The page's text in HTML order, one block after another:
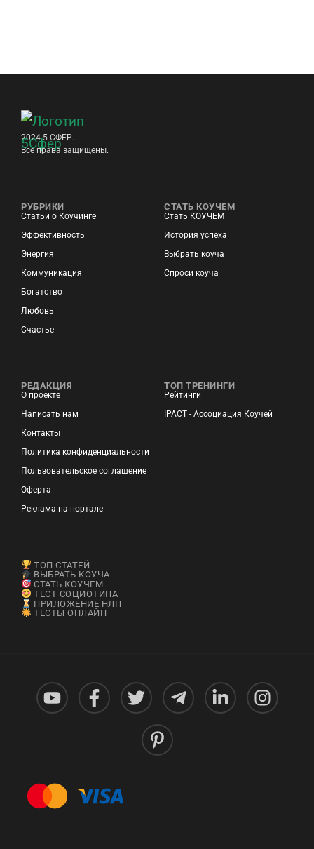
2024 5 СФЕР.
Все права защищены.
РУБРИКИ
Статьи о Коучинге
Эффективность
Энергия
Коммуникация
Богатство
Любовь
Счастье
СТАТЬ КОУЧЕМ
Стать КОУЧЕМ
История успеха
Выбрать коуча
Спроси коуча
РЕДАКЦИЯ
О проекте
Написать нам
Контакты
Политика конфиденциальности
Пользовательское соглашение
Оферта
Реклама на портале
ТОП ТРЕНИНГИ
Рейтинги
IPACT - Ассоциация Коучей
ТОП СТАТЕЙ
ВЫБРАТЬ КОУЧА
СТАТЬ КОУЧЕМ
ТЕСТ СОЦИОТИПА
ПРИЛОЖЕНИЕ НЛП
ТЕСТЫ ОНЛАЙН